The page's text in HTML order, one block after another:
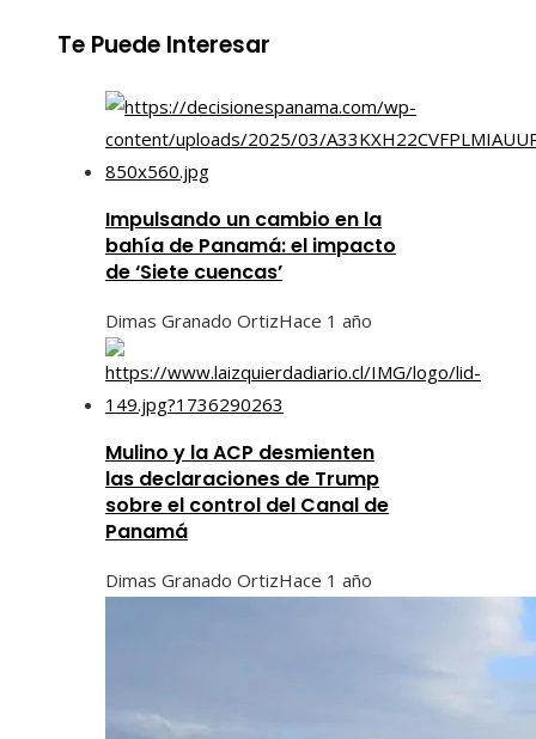
Te Puede Interesar
Impulsando un cambio en la
bahía de Panamá: el impacto
de ‘Siete cuencas’
Dimas Granado OrtizHace 1 año
Mulino y la ACP desmienten
las declaraciones de Trump
sobre el control del Canal de
Panamá
Dimas Granado OrtizHace 1 año